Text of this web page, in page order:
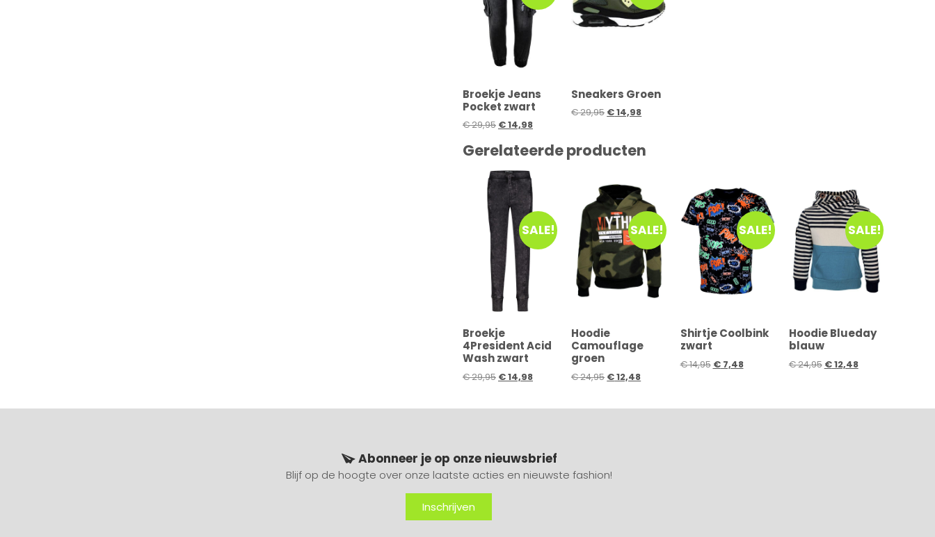
Broekje Jeans
Pocket zwart
€29,95 €14,98
Sneakers Groen
€29,95 €14,98
Gerelateerde producten
SALE!
Broekje
4President Acid
Wash zwart
€29,95 €14,98
SALE!
Hoodie
Camouflage
groen
€24,95 €12,48
SALE!
Shirtje Coolbink
zwart
€14,95 €7,48
SALE!
Hoodie Blueday
blauw
€24,95 €12,48
Abonneer je op onze nieuwsbrief
Blijf op de hoogte over onze laatste acties en nieuwste fashion!
Inschrijven